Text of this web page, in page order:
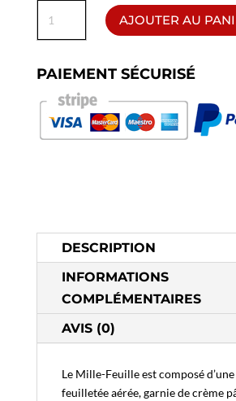
Feuille
AJOUTER AU
PAIEMENT SÉCURISÉ
DESCRIPTION
INFORMATIONS
COMPLÉMENTAIRES
AVIS (0)
Le Mille-Feuille est composé
feuilletée aérée, garnie de crème